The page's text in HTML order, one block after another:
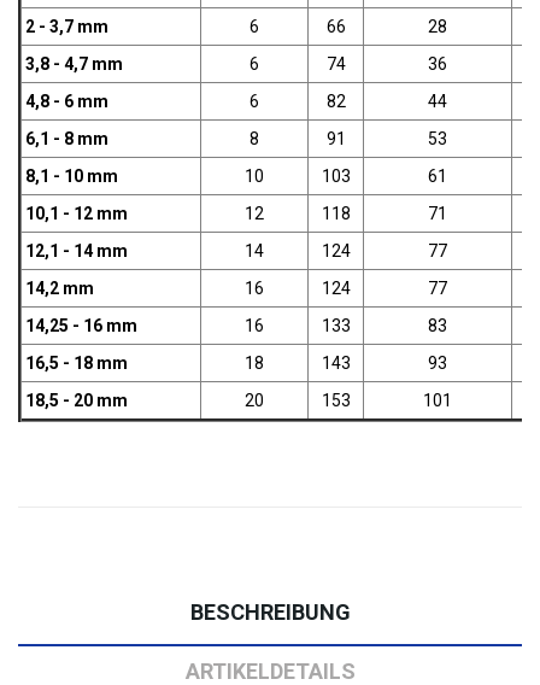
2 - 3,7 mm
6 66
28
3,8 - 4,7 mm
6 74
36
4,8 - 6 mm
6 82
44
6,1 - 8 mm
8 91
53
8,1 - 10 mm
10 103
61
10,1 - 12 mm
12 118
71
12,1 - 14 mm
14 124
77
14,2 mm
16 124
77
14,25 - 16 mm
16 133
83
16,5 - 18 mm
18 143
93
18,5 - 20 mm
20 153 101
BESCHREIBUNG
ARTIKELDETAILS